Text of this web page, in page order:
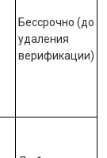
Бессрочно (до
удаления
верификации)